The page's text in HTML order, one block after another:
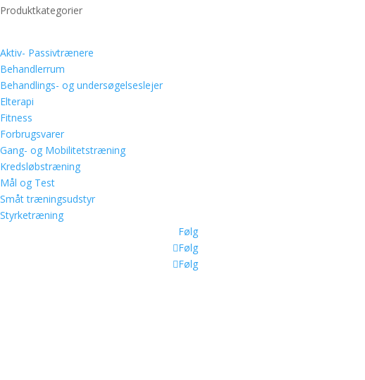
Produktkategorier
Aktiv- Passivtrænere
Behandlerrum
Behandlings- og undersøgelseslejer
Elterapi
Fitness
Forbrugsvarer
Gang- og Mobilitetstræning
Kredsløbstræning
Mål og Test
Småt træningsudstyr
Styrketræning
Følg
Følg
Følg